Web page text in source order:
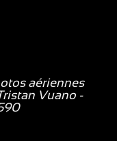
aériennes
Vuano -